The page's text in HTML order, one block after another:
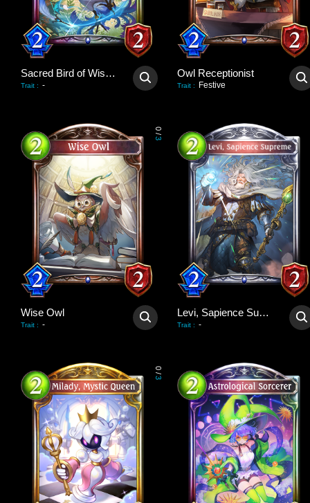
Sacred Bird of Wisdom
Trait : -
Owl Receptionist
Trait : Festive
0
/
3
Wise Owl
Trait : -
Levi, Sapience Supreme
Trait : -
0
/
3